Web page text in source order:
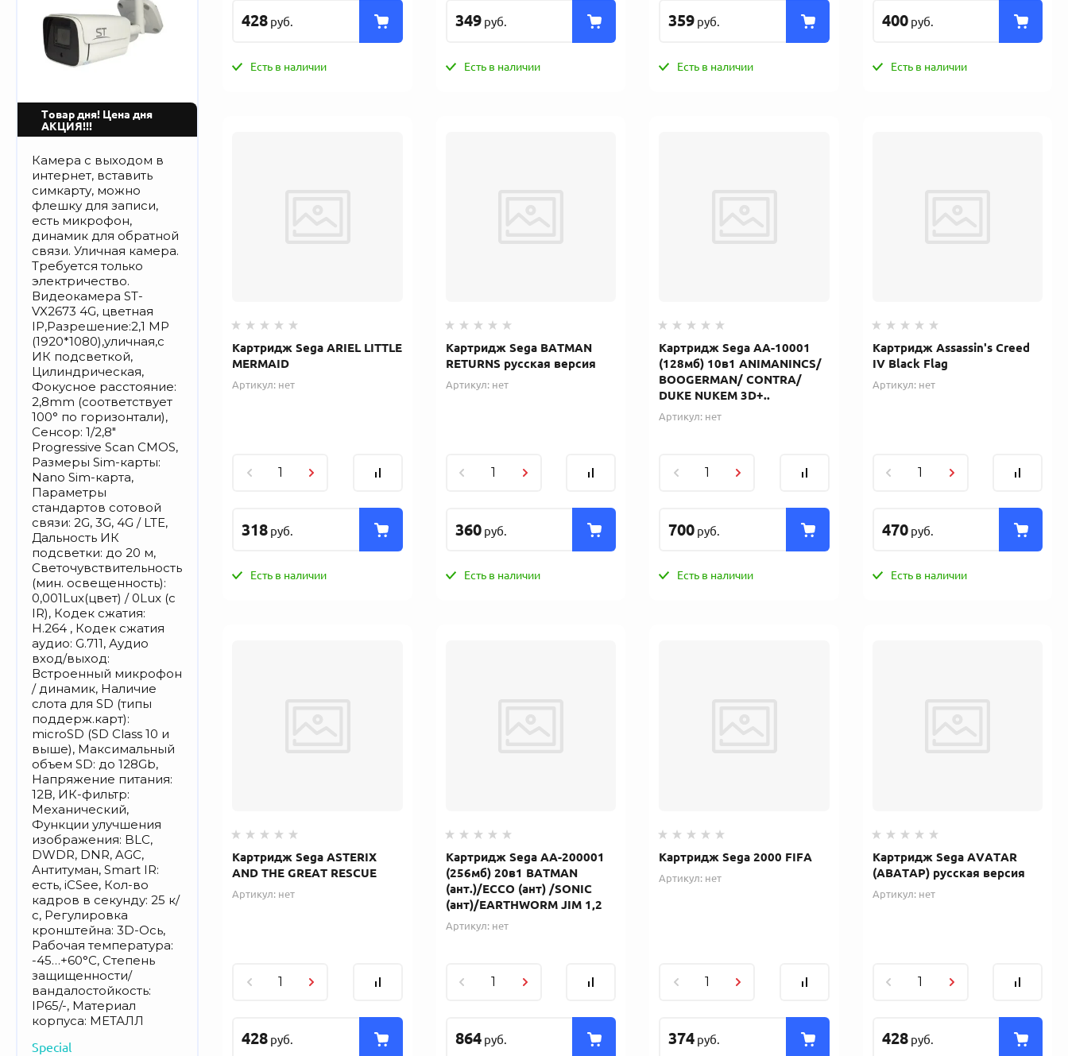
Товар дня! Цена дня
АКЦИЯ!!!
Камера с выходом в
интернет, вставить
симкарту, можно
флешку для записи,
есть микрофон,
динамик для обратной
связи. Уличная камера.
Требуется только
электричество.
Видеокамера ST-
VX2673 4G, цветная
IP,Разрешение:2,1 MP
(1920*1080),уличная,с
ИК подсветкой,
Цилиндрическая,
Фокусное расстояние:
2,8mm (соответствует
100° по горизонтали),
Сенсор: 1/2,8"
Progressive Scan CMOS,
Размеры Sim-карты:
Nano Sim-карта,
Параметры
стандартов сотовой
связи: 2G, 3G, 4G / LTE,
Дальность ИК
подсветки: до 20 м,
Светочувствительность
(мин. освещенность):
0,001Lux(цвет) / 0Lux (с
IR), Кодек сжатия:
H.264 , Кодек сжатия
аудио: G.711, Аудио
вход/выход:
Встроенный микрофон
/ динамик, Наличие
слота для SD (типы
поддерж.карт):
microSD (SD Class 10 и
выше), Максимальный
объем SD: до 128Gb,
Напряжение питания:
12В, ИК-фильтр:
Механический,
Функции улучшения
изображения: BLC,
DWDR, DNR, AGC,
Антитуман, Smart IR:
есть, iCSee, Кол-во
кадров в секунду: 25 к/
с, Регулировка
кронштейна: 3D-Ось,
Рабочая температура:
-45…+60°С, Степень
защищенности/
вандалостойкость:
IP65/-, Материал
корпуса: МЕТАЛЛ
Special
428 руб.
Есть в наличии
349руб.
Есть в наличии
359 руб.
Есть в наличии
400руб.
Есть в наличии
Картридж Sega ARIEL LITTLE
MERMAID
Артикул: нет
318 руб.
Есть в наличии
Картридж Sega BATMAN
RETURNS русская версия
Артикул:нет
360руб.
Есть в наличии
Картридж Sega AA-10001
(128мб) 10в1 ANIMANINCS/
BOOGERMAN/ CONTRA/
DUKE NUKEM 3D+..
Артикул: нет
700 руб.
Есть в наличии
Картридж Assassin's Creed
IV Black Flag
Артикул:нет
470руб.
Есть в наличии
Картридж Sega ASTERIX
AND THE GREAT RESCUE
Артикул: нет
428 руб.
Картридж Sega AA-200001
(256мб) 20в1 BATMAN
(ант.)/ECCO (ант) /SONIC
(ант)/EARTHWORM JIM 1,2
Артикул:нет
864руб.
Картридж Sega 2000 FIFA
Артикул: нет
374 руб.
Картридж Sega AVATAR
(АВАТАР) русская версия
Артикул:нет
428руб.